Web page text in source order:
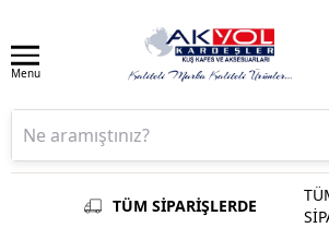
Menu
TÜM SİPARİŞLERDE